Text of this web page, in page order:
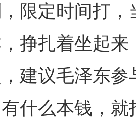
限定时间打
挣扎着坐起
建议毛泽东
什么本钱，